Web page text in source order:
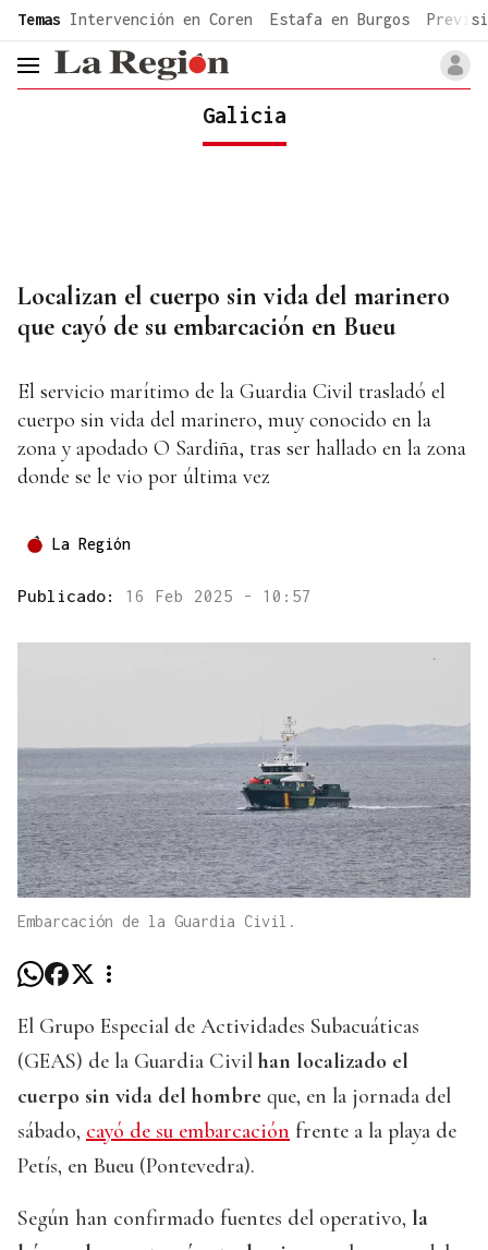
common.go-to-content
Temas Intervención en Coren Estafa en Burgos
header.menu.open
Galicia
Localizan el cuerpo sin vida del marinero
que cayó de su embarcación en Bueu
El servicio marítimo de la Guardia Civil trasladó el
cuerpo sin vida del marinero, muy conocido en la
zona y apodado O Sardiña, tras ser hallado en la zona
donde se le vio por última vez
La Región
Publicado: 16 Feb 2025 - 10:57
Embarcación de la Guardia Civil.
El Grupo Especial de Actividades Subacuáticas
(GEAS) de la Guardia Civil han localizado el
cuerpo sin vida del hombre que, en la jornada del
sábado, cayó de su embarcación frente a la playa de
Petís, en Bueu (Pontevedra).
Según han confirmado fuentes del operativo, la